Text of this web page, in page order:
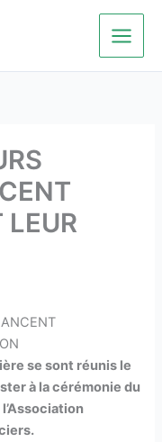
LEUR
se sont réunis le
à la cérémonie du